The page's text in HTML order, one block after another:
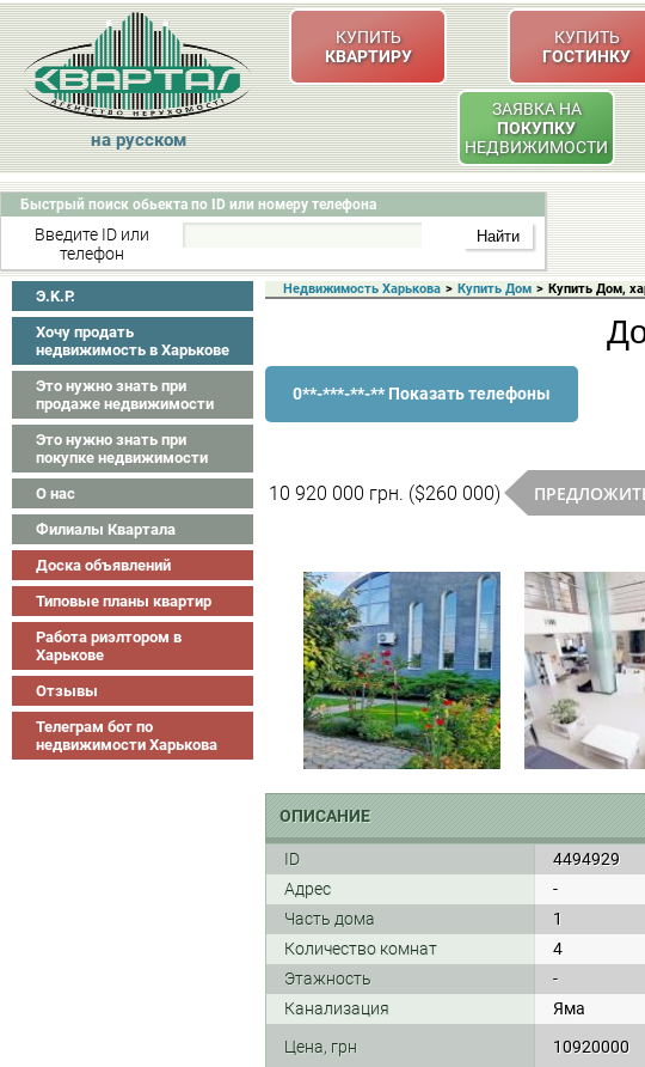
на русском
КУПИТЬ
КВАРТИРУ
КУПИТЬ
ГОСТИНКУ
ЗАЯВКА НА
ПОКУПКУ
НЕДВИЖИМОСТИ
Быстрый поиск обьекта по ID или номеру телефона
Введите ID или
телефон
Э.K.P.
Хочу продать
недвижимость в Харькове
Это нужно знать при
продаже недвижимости
Это нужно знать при
покупке недвижимости
О нас
Филиалы Квартала
Доска объявлений
Типовые планы квартир
Работа риэлтором в
Харькове
Отзывы
Телеграм бот по
недвижимости Харькова
Недвижимость Харькова > Купить Дом > Купить Дом,
0**-***-**-** Показать телефоны
10 920 000 грн. ($260 000)
ОПИСАНИЕ
ID 4494929
Адрес
-
Часть дома
1
Количество комнат
4
Этажность
-
Канализация
Яма
Цена, грн
10920000